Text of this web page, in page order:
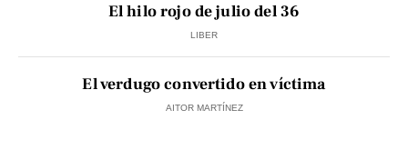
El hilo rojo de julio del 36
LIBER
El verdugo convertido en víctima
AITOR MARTÍNEZ